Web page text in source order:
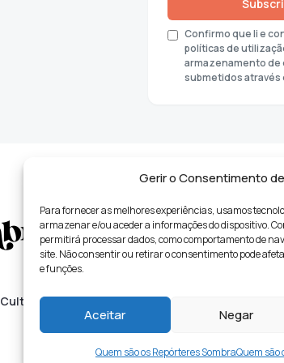
Gerir o Consentimento
Para fornecer as melhores experiências, usamos
armazenar e/ou aceder a informações do dispositivo.
permitirá processar dados, como comportamento de
site. Não consentir ou retirar o consentimento pode
e funções.
Aceitar Negar
Quem são os Repórteres SombraQuem são
Confirmo que li e
políticas de
armazenamento de
submetidos
Cultura Lifestyle